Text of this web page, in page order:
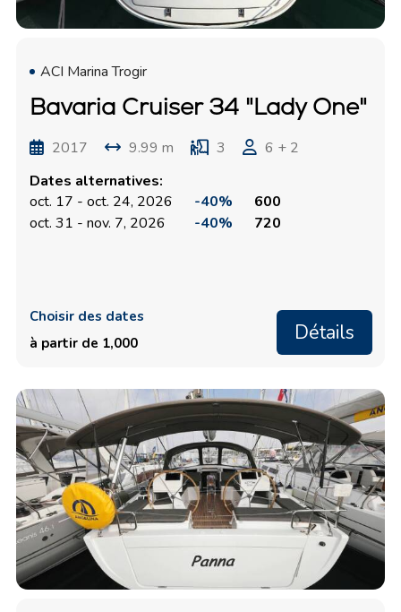
ACI Marina Trogir
Bavaria Cruiser 34 "Lady One"
2017 9.99 m 3
6 + 2
Dates alternatives:
oct. 17 - oct. 24, 2026
-40%
600
oct. 31 - nov. 7, 2026
-40% 720
Choisir des dates
à partir de 1,000
Détails